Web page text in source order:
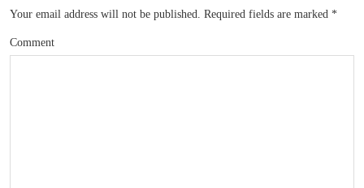
Your email address will not be published. Required fields are marked *
Comment